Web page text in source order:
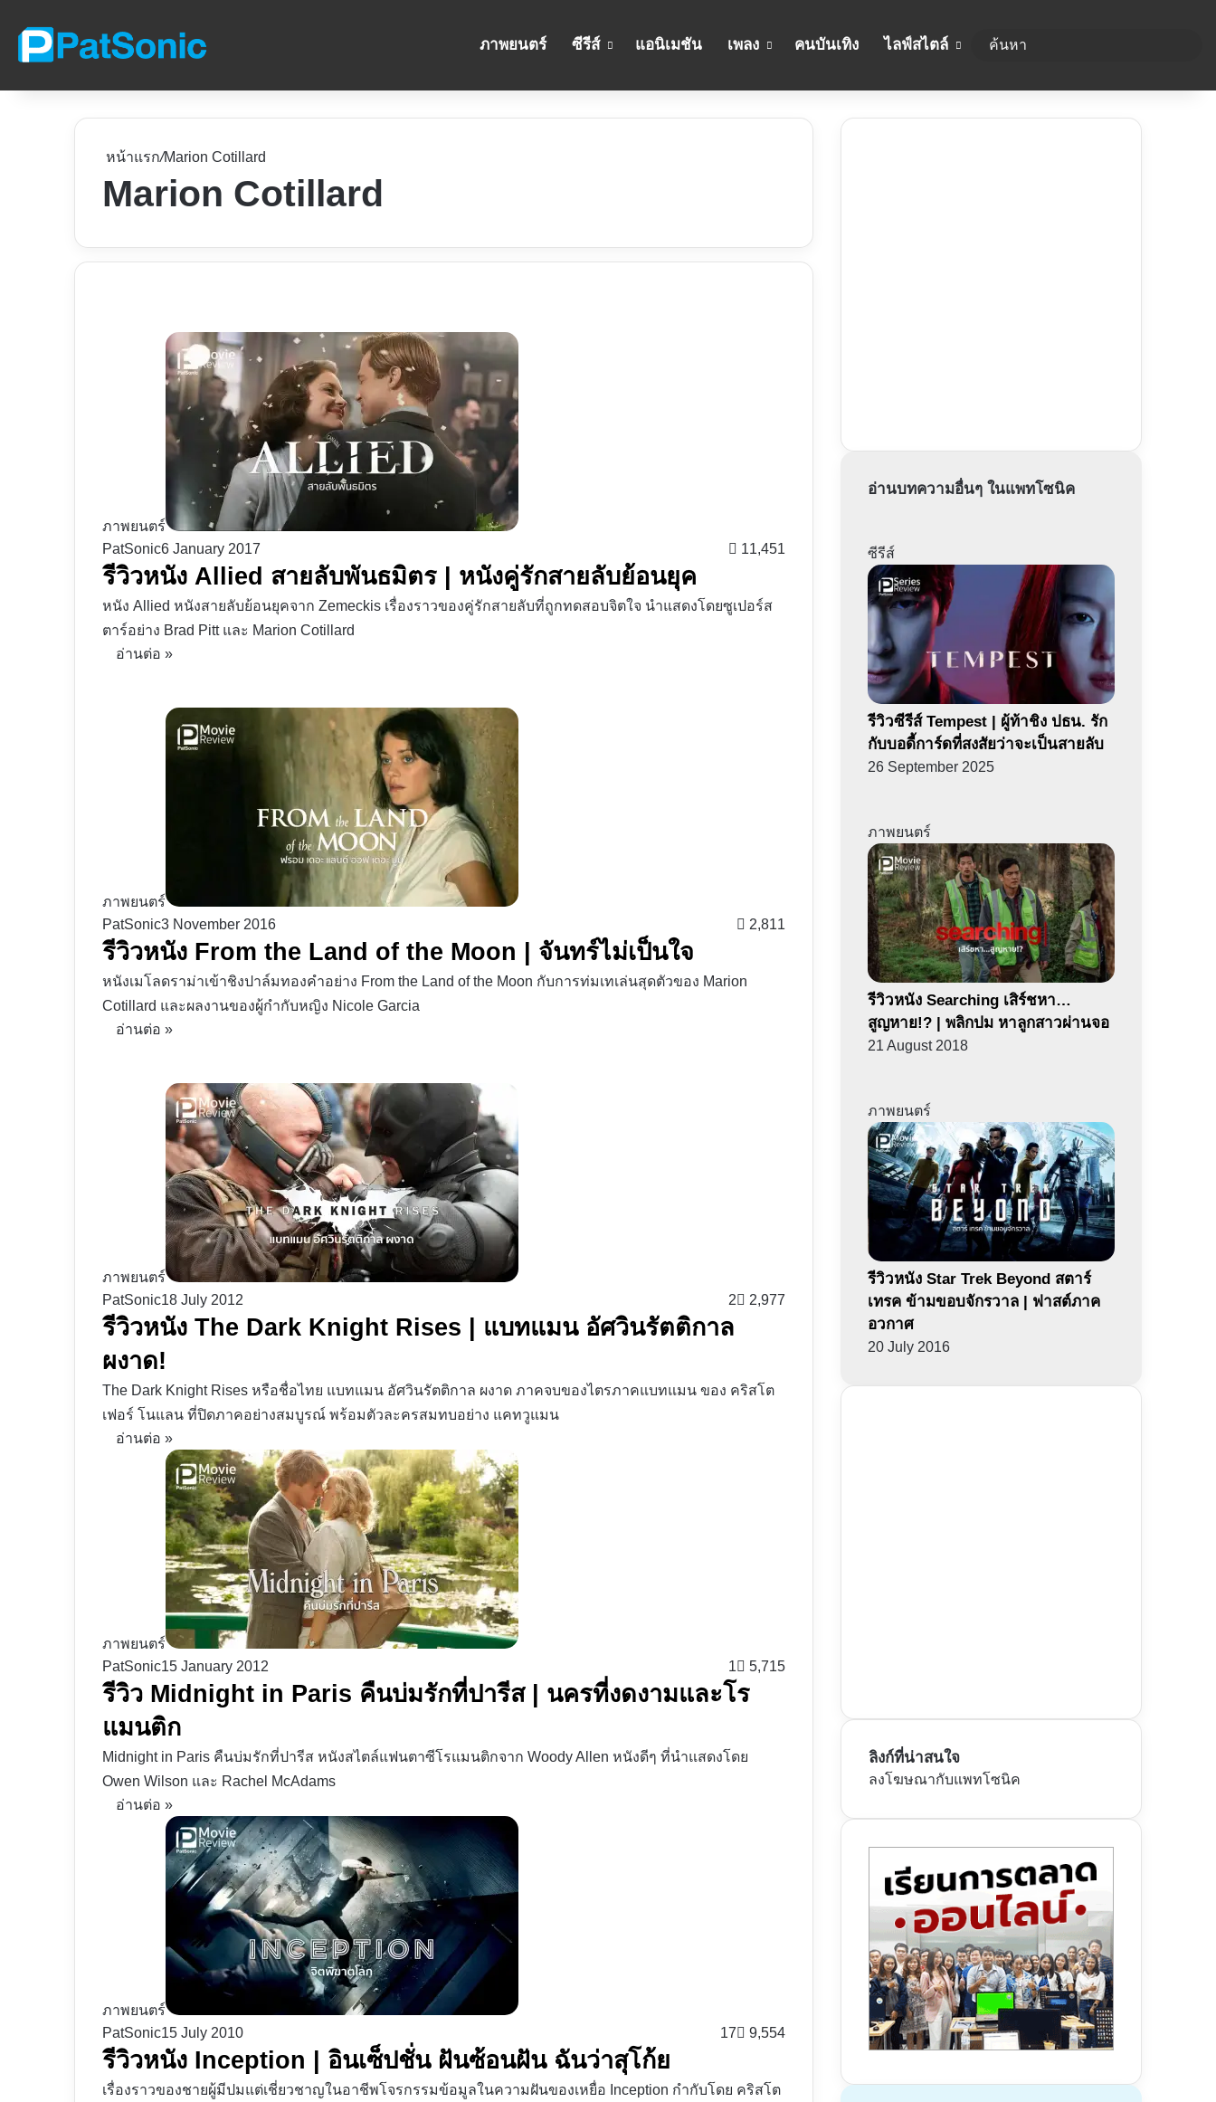
ภาพยนตร์ ซีรีส์ แอนิเมชัน เพลง คนบันเทิง ไลฟ์สไตล์
หน้าแรก/Marion Cotillard
Marion Cotillard
ภาพยนตร์
PatSonic6 January 2017 11,451
รีวิวหนัง Allied สายลับพันธมิตร | หนังคู่รักสายลับย้อนยุค
หนัง Allied หนังสายลับย้อนยุคจาก Zemeckis เรื่องราวของคู่รักสายลับที่ถูกทดสอบจิตใจ นำแสดงโดยซูเปอร์ส
ตาร์อย่าง Brad Pitt และ Marion Cotillard
อ่านต่อ »
ภาพยนตร์
PatSonic3 November 2016 2,811
รีวิวหนัง From the Land of the Moon | จันทร์ไม่เป็นใจ
หนังเมโลดราม่าเข้าชิงปาล์มทองคำอย่าง From the Land of the Moon กับการท่มเทเล่นสุดตัวของ Marion
Cotillard และผลงานของผู้กำกับหญิง Nicole Garcia
อ่านต่อ »
ภาพยนตร์
PatSonic18 July 2012 2 2,977
รีวิวหนัง The Dark Knight Rises | แบทแมน อัศวินรัตติกาล
ผงาด!
The Dark Knight Rises หรือชื่อไทย แบทแมน อัศวินรัตติกาล ผงาด ภาคจบของไตรภาคแบทแมน ของ คริสโต
เฟอร์ โนแลน ที่ปิดภาคอย่างสมบูรณ์ พร้อมตัวละครสมทบอย่าง แคทวูแมน
อ่านต่อ »
ภาพยนตร์
PatSonic15 January 2012 1 5,715
รีวิว Midnight in Paris คืนบ่มรักที่ปารีส | นครที่งดงามและโร
แมนติก
Midnight in Paris คืนบ่มรักที่ปารีส หนังสไตล์แฟนตาซีโรแมนติกจาก Woody Allen หนังดีๆ ที่นำแสดงโดย
Owen Wilson และ Rachel McAdams
อ่านต่อ »
ภาพยนตร์
PatSonic15 July 2010 17 9,554
รีวิวหนัง Inception | อินเซ็ปชั่น ฝันซ้อนฝัน ฉันว่าสุโก้ย
เรื่องราวของชายผู้มีปมแต่เชี่ยวชาญในอาชีพโจรกรรมข้อมูลในความฝันของเหยื่อ Inception กำกับโดย คริสโต
อ่านบทความอื่นๆ ในแพทโซนิค
ซีรีส์
รีวิวซีรีส์ Tempest | ผู้ท้าชิง ปธน. รัก
กับบอดี้การ์ดที่สงสัยว่าจะเป็นสายลับ
26 September 2025
ภาพยนตร์
รีวิวหนัง Searching เสิร์ชหา…
สูญหาย!? | พลิกปม หาลูกสาวผ่านจอ
21 August 2018
ภาพยนตร์
รีวิวหนัง Star Trek Beyond สตาร์
เทรค ข้ามขอบจักรวาล | ฟาสต์ภาค
อวกาศ
20 July 2016
ลิงก์ที่น่าสนใจ
ลงโฆษณากับแพทโซนิค